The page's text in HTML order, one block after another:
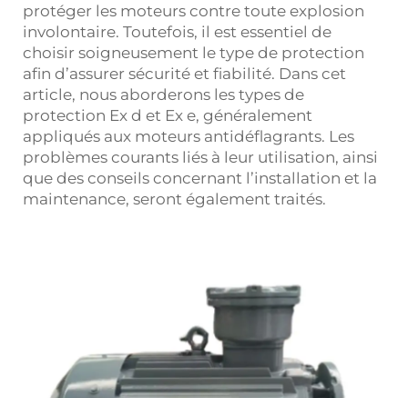
protéger les moteurs contre toute explosion
involontaire. Toutefois, il est essentiel de
choisir soigneusement le type de protection
afin d’assurer sécurité et fiabilité. Dans cet
article, nous aborderons les types de
protection Ex d et Ex e, généralement
appliqués aux moteurs antidéflagrants. Les
problèmes courants liés à leur utilisation, ainsi
que des conseils concernant l’installation et la
maintenance, seront également traités.